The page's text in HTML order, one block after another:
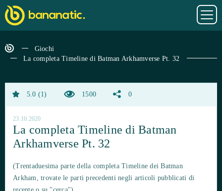
Giochi
La completa Timeline di Batman Arkhamverse Pt. 32
5.0 1 1500 0
23.10.2020
La completa Timeline di Batman
Arkhamverse Pt. 32
(Trentaduesima parte della completa Timeline dei Batman
Arkham, trovate le parti precedenti negli articoli pubblicati di